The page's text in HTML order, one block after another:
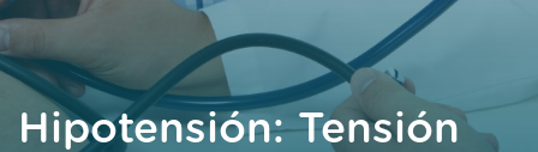
Hipotensión: Tensión